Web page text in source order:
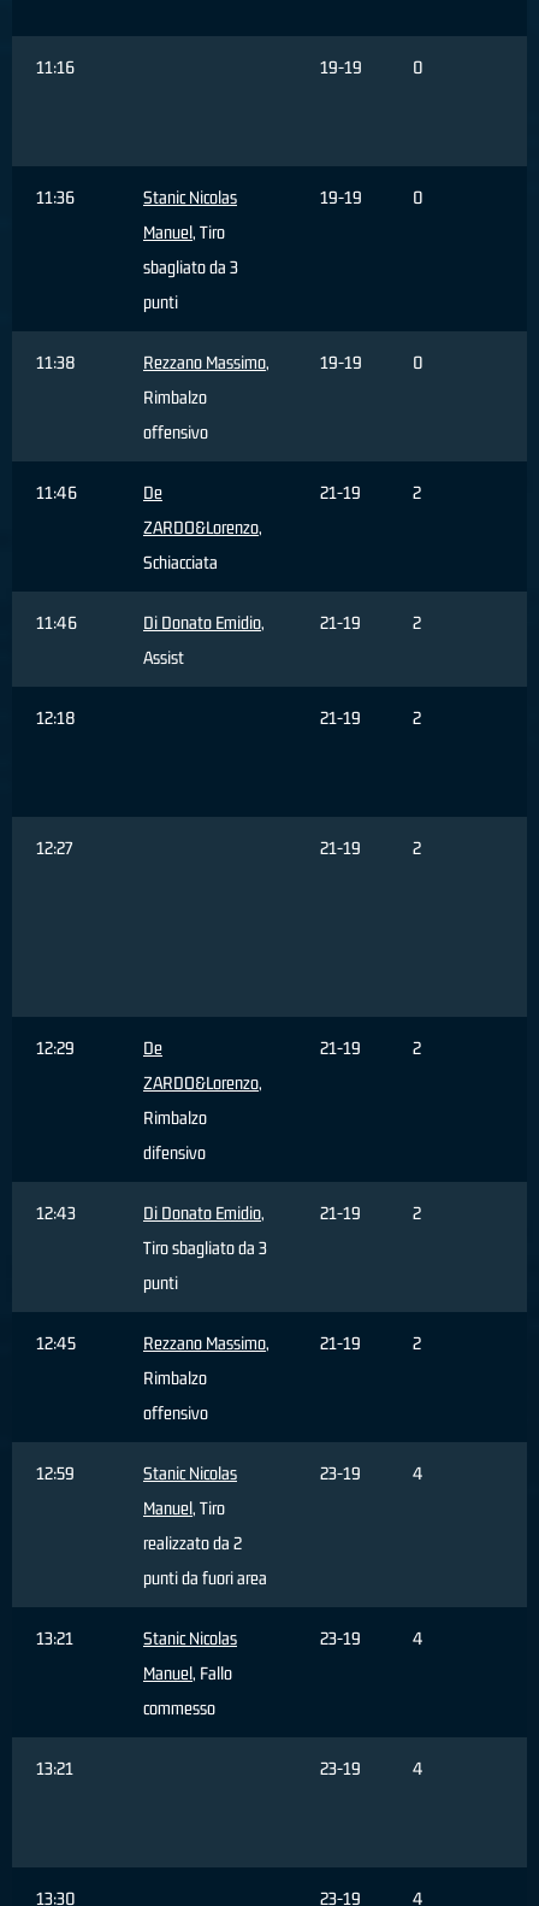
11:16 19-19 0
11:36
Stanic Nicolas
Manuel, Tiro
sbagliato da 3
punti
19-19 0
11:38 Rezzano Massimo,
Rimbalzo
offensivo
19-19 0
11:46
De
ZARDO&Lorenzo,
Schiacciata
21-19 2
11:46 Di Donato Emidio,
Assist
21-19 2
12:18 21-19 2
12:27 21-19 2
12:29
De
ZARDO&Lorenzo,
Rimbalzo
difensivo
21-19 2
12:43 Di Donato Emidio,
Tiro sbagliato da 3
punti
21-19 2
12:45 Rezzano Massimo,
Rimbalzo
offensivo
21-19 2
12:59
Stanic Nicolas
Manuel, Tiro
realizzato da 2
punti da fuori area
23-19 4
13:21
Stanic Nicolas
Manuel, Fallo
commesso
23-19 4
13:21 23-19 4
13:30 23-19 4